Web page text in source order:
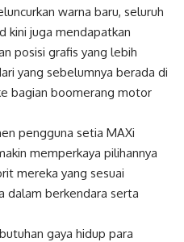
warna baru, seluruh
kini juga mendapatkan
posisi grafis yang lebih
yang sebelumnya berada di
bagian boomerang motor
pengguna setia MAXi
memperkaya pilihannya
mereka yang sesuai
dalam berkendara serta
gaya hidup para